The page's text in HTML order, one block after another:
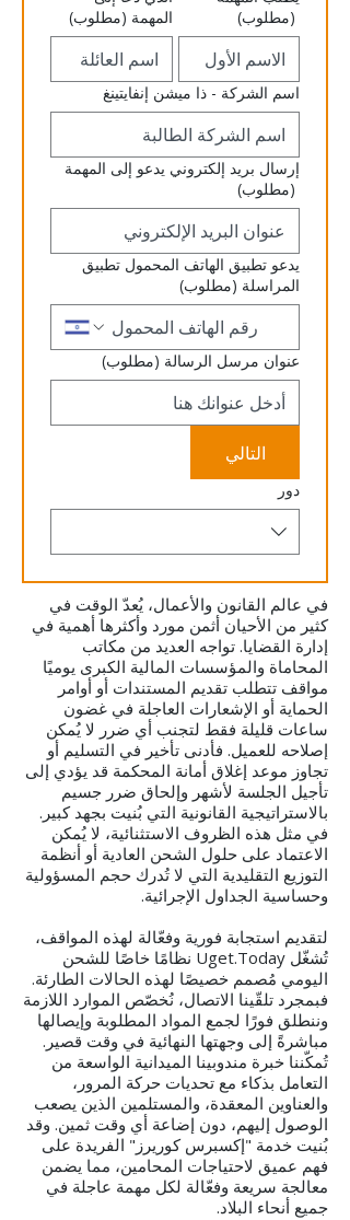
(مطلوب)
المهمة (مطلوب)
اسم الشركة - ذا ميشن إنفايتينغ
إرسال بريد إلكتروني يدعو إلى المهمة
(مطلوب)
يدعو تطبيق الهاتف المحمول تطبيق
المراسلة (مطلوب)
عنوان مرسل الرسالة (مطلوب)
التالي
دور
في عالم القانون والأعمال، يُعدّ الوقت في
كثير من الأحيان أثمن مورد وأكثرها أهمية في
إدارة القضايا. تواجه العديد من مكاتب
المحاماة والمؤسسات المالية الكبرى يوميًا
مواقف تتطلب تقديم المستندات أو أوامر
الحماية أو الإشعارات العاجلة في غضون
ساعات قليلة فقط لتجنب أي ضرر لا يُمكن
إصلاحه للعميل. فأدنى تأخير في التسليم أو
تجاوز موعد إغلاق أمانة المحكمة قد يؤدي إلى
تأجيل الجلسة لأشهر وإلحاق ضرر جسيم
بالاستراتيجية القانونية التي بُنيت بجهد كبير.
في مثل هذه الظروف الاستثنائية، لا يُمكن
الاعتماد على حلول الشحن العادية أو أنظمة
التوزيع التقليدية التي لا تُدرك حجم المسؤولية
وحساسية الجداول الإجرائية.
لتقديم استجابة فورية وفعّالة لهذه المواقف،
تُشغّل Uget.Today نظامًا خاصًا للشحن
اليومي مُصمم خصيصًا لهذه الحالات الطارئة.
فبمجرد تلقّينا الاتصال، نُخصّص الموارد اللازمة
وننطلق فورًا لجمع المواد المطلوبة وإيصالها
مباشرةً إلى وجهتها النهائية في وقت قصير.
تُمكّننا خبرة مندوبينا الميدانية الواسعة من
التعامل بذكاء مع تحديات حركة المرور،
والعناوين المعقدة، والمستلمين الذين يصعب
الوصول إليهم، دون إضاعة أي وقت ثمين. وقد
بُنيت خدمة "إكسبرس كوريرز" الفريدة على
فهم عميق لاحتياجات المحامين، مما يضمن
معالجة سريعة وفعّالة لكل مهمة عاجلة في
جميع أنحاء البلاد.